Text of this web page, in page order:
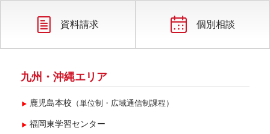
資料請求 個別相談
九州・沖縄エリア
鹿児島本校 （単位制・広域通信制課程）
福岡東学習センター